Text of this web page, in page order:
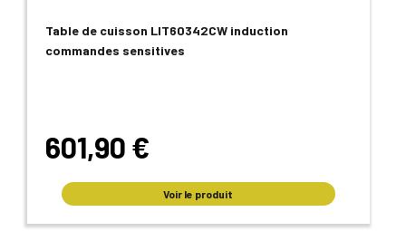
Table de cuisson LIT60342CW induction
commandes sensitives
601,90 €
Voir le produit